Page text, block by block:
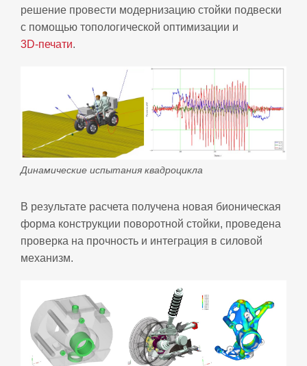
решение провести модернизацию стойки подвески
с помощью топологической оптимизации и
3D‑печати.
Динамические испытания квадроцикла
В результате расчета получена новая бионическая
форма конструкции поворотной стойки, проведена
проверка на прочность и интеграция в силовой
механизм.